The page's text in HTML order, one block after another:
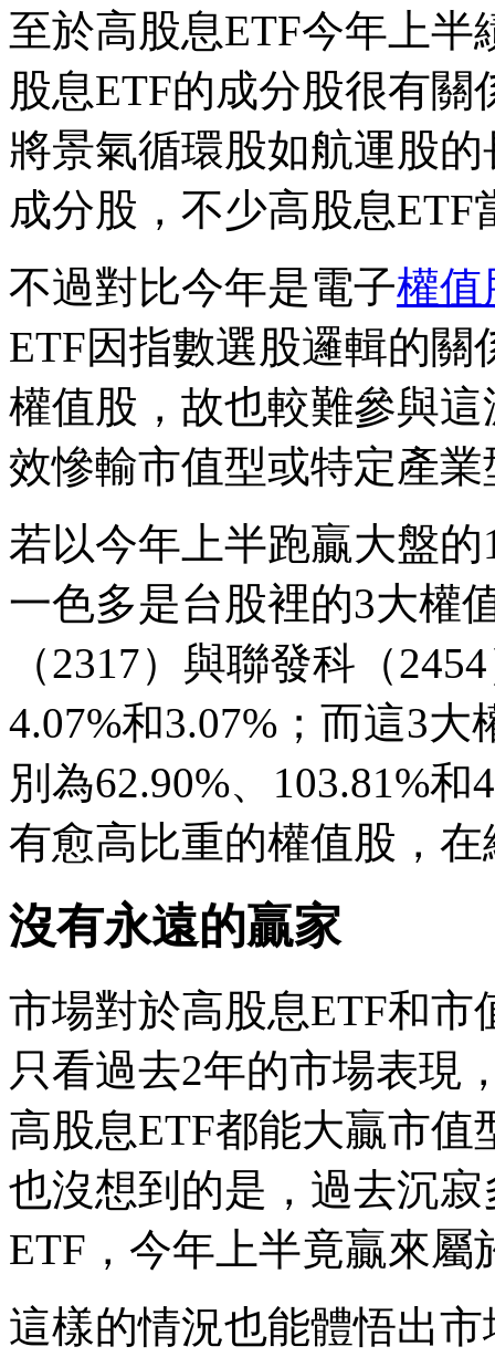
至於高股息ETF今年上
股息ETF的成分股很有
將景氣循環股如航運股
成分股，不少高股息
不過對比今年是電子權值
ETF因指數選股邏輯的
權值股，故也較難參與
效慘輸市值型或特定產
若以今年上半跑贏大盤
一色多是台股裡的3大
（2317）與聯發科（
4.07%和3.07%；而這3
別為62.90%、103.81%
有愈高比重的權值股，
沒有永遠的贏家
市場對於高股息ETF和市
只看過去2年的市場表現
高股息ETF都能大贏市
也沒想到的是，過去沉
ETF，今年上半竟贏來
這樣的情況也能體悟出